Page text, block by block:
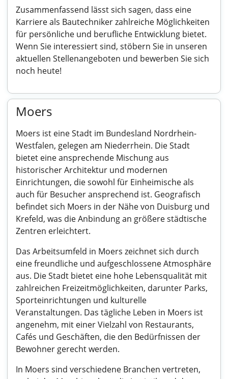
Zusammenfassend lässt sich sagen, dass eine
Karriere als Bautechniker zahlreiche Möglichkeiten
für persönliche und berufliche Entwicklung bietet.
Wenn Sie interessiert sind, stöbern Sie in unseren
aktuellen Stellenangeboten und bewerben Sie sich
noch heute!
Moers
Moers ist eine Stadt im Bundesland Nordrhein-
Westfalen, gelegen am Niederrhein. Die Stadt
bietet eine ansprechende Mischung aus
historischer Architektur und modernen
Einrichtungen, die sowohl für Einheimische als
auch für Besucher ansprechend ist. Geografisch
befindet sich Moers in der Nähe von Duisburg und
Krefeld, was die Anbindung an größere städtische
Zentren erleichtert.
Das Arbeitsumfeld in Moers zeichnet sich durch
eine freundliche und aufgeschlossene Atmosphäre
aus. Die Stadt bietet eine hohe Lebensqualität mit
zahlreichen Freizeitmöglichkeiten, darunter Parks,
Sporteinrichtungen und kulturelle
Veranstaltungen. Das tägliche Leben in Moers ist
angenehm, mit einer Vielzahl von Restaurants,
Cafés und Geschäften, die den Bedürfnissen der
Bewohner gerecht werden.
In Moers sind verschiedene Branchen vertreten,